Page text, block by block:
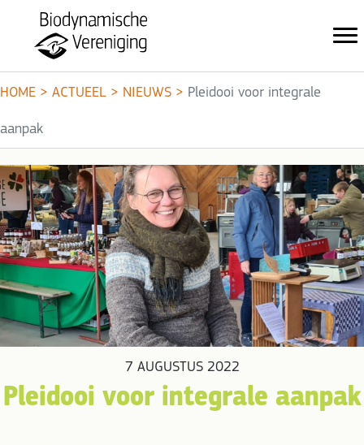
HOME > ACTUEEL > NIEUWS > Pleidooi voor integrale
aanpak
7 AUGUSTUS 2022
Pleidooi voor integrale aanpak